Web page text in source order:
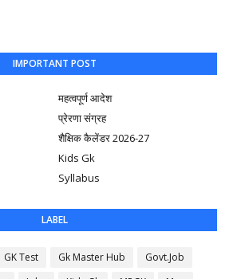
IMPORTANT POST
महत्वपूर्ण आदेश
प्रेरणा संग्रह
शैक्षिक कैलेंडर 2026-27
Kids Gk
Syllabus
LABEL
GK Test Gk Master Hub
Govt.Job